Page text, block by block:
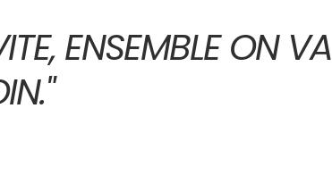
ENSEMBLE ON VA